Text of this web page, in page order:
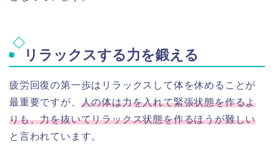
リラックスする力を鍛える
疲労回復の第一歩はリラックスして体を休めることが
最重要ですが、 人の体は力を入れて緊張状態を作るよ
りも、力を抜いてリラックス状態を作るほうが難しい
と言われています。